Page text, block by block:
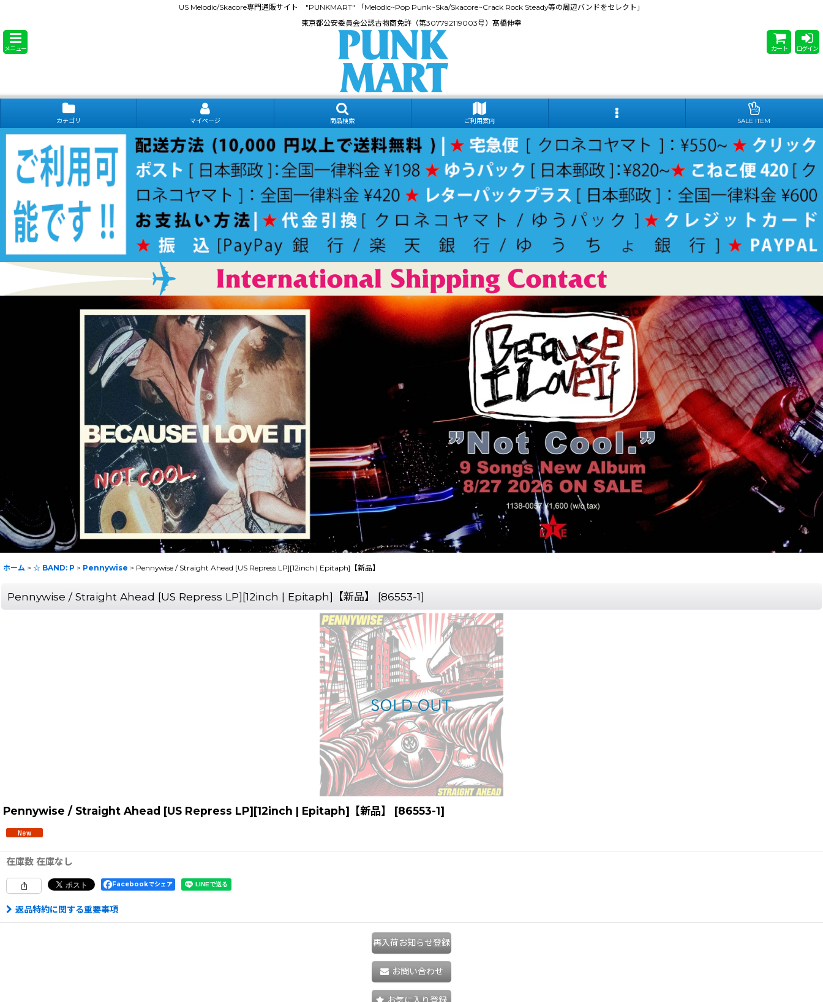
US Melodic/Skacore専門通販サイト "PUNKMART" 「Melodic~Pop Punk~Ska/Skacore~Crack Rock Steady等の周辺バンドをセレクト」
東京都公安委員会公認古物商免許（第307792119003号）髙橋伸幸
メニュー カート ログイン
カテゴリ マイページ 商品検索 ご利用案内 SALE ITEM
ホーム > ☆ BAND: P > Pennywise > Pennywise / Straight Ahead [US Repress LP][12inch | Epitaph]【新品】
Pennywise / Straight Ahead [US Repress LP][12inch | Epitaph]【新品】 [86553-1]
Pennywise / Straight Ahead [US Repress LP][12inch | Epitaph]【新品】 [86553-1]
在庫数 在庫なし
Facebookでシェア
返品特約に関する重要事項
再入荷お知らせ登録
お問い合わせ